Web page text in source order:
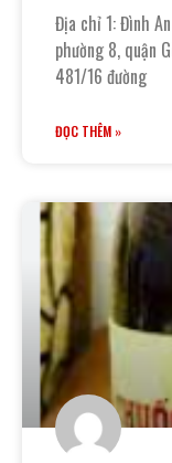
Địa chỉ 1: Đình
phường 8, quận
481/16 đường
ĐỌC THÊM »